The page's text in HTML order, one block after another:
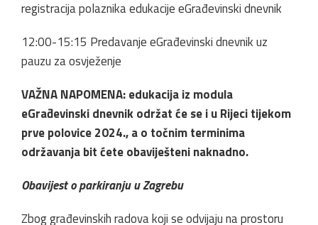
registracija polaznika edukacije eGrađevinski dnevnik
12:00-15:15 Predavanje eGrađevinski dnevnik uz
pauzu za osvježenje
VAŽNA NAPOMENA: edukacija iz modula
eGrađevinski dnevnik održat će se i u Rijeci tijekom
prve polovice 2024., a o točnim terminima
održavanja bit ćete obaviješteni naknadno.
Obavijest o parkiranju u Zagrebu
Zbog građevinskih radova koji se odvijaju na prostoru